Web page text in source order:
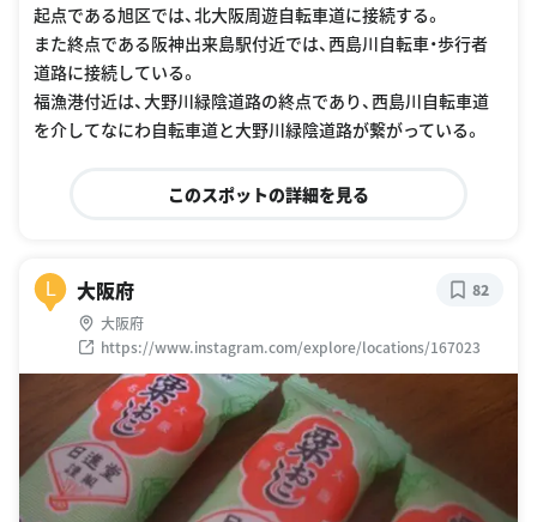
起点である旭区では、北大阪周遊自転車道に接続する。
また終点である阪神出来島駅付近では、西島川自転車・歩行者
道路に接続している。
福漁港付近は、大野川緑陰道路の終点であり、西島川自転車道
を介してなにわ自転車道と大野川緑陰道路が繋がっている。
このスポットの詳細を見る
L 大阪府
大阪府
https://www.instagram.com/explore/locations/167023
82